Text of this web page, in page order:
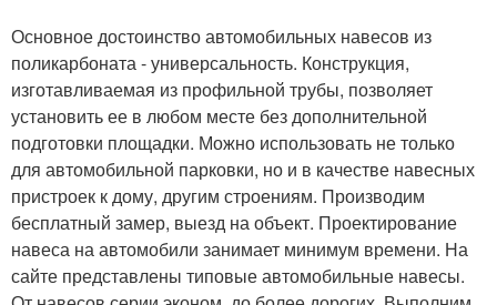
Основное достоинство автомобильных навесов из
поликарбоната - универсальность. Конструкция,
изготавливаемая из профильной трубы, позволяет
установить ее в любом месте без дополнительной
подготовки площадки. Можно использовать не только
для автомобильной парковки, но и в качестве навесных
пристроек к дому, другим строениям. Производим
бесплатный замер, выезд на объект. Проектирование
навеса на автомобили занимает минимум времени. На
сайте представлены типовые автомобильные навесы.